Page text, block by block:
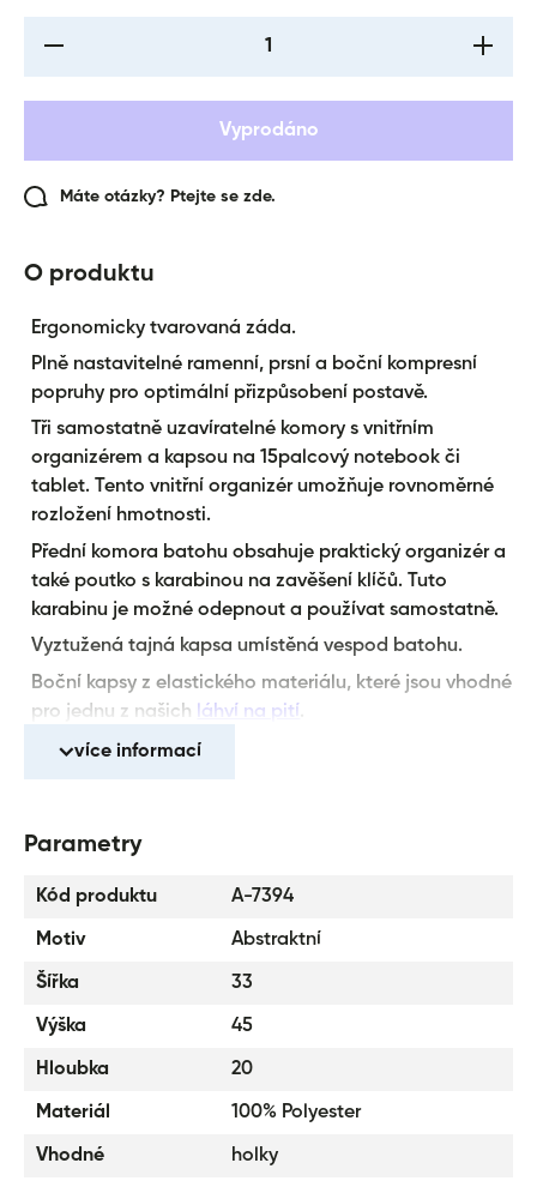
I18n Error: Missing
I18n
Vyprodáno
Máte otázky? Ptejte se zde.
O produktu
Ergonomicky tvarovaná záda.
Plně nastavitelné ramenní, prsní a boční kompresní
popruhy pro optimální přizpůsobení postavě.
Tři samostatně uzavíratelné komory s vnitřním
organizérem a kapsou na 15palcový notebook či
tablet. Tento vnitřní organizér umožňuje rovnoměrné
rozložení hmotnosti.
Přední komora batohu obsahuje praktický organizér a
také poutko s karabinou na zavěšení klíčů. Tuto
karabinu je možné odepnout a používat samostatně.
Vyztužená tajná kapsa umístěná vespod batohu.
Boční kapsy z elastického materiálu, které jsou vhodné
pro jednu z našich láhví na pití
Velmi nízká hmotnost batohu – 1 000 g.
materiálu.
Řada reflexních prvků zajistí bezpečnost dítěte.
více informací
Parametry
Kód produktu A-7394
Motiv Abstraktní
Šířka 33
Výška 45
Hloubka 20
Materiál 100% Polyester
Vhodné holky